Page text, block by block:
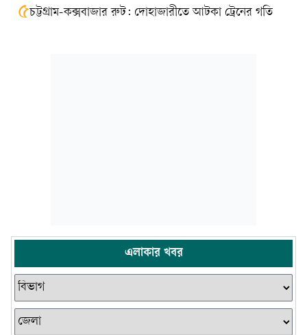
৫চট্টগ্রাম-কক্সবাজার রুট: দোহাজারীতে আটকা ট্রেনের গতি
এলাকার খবর